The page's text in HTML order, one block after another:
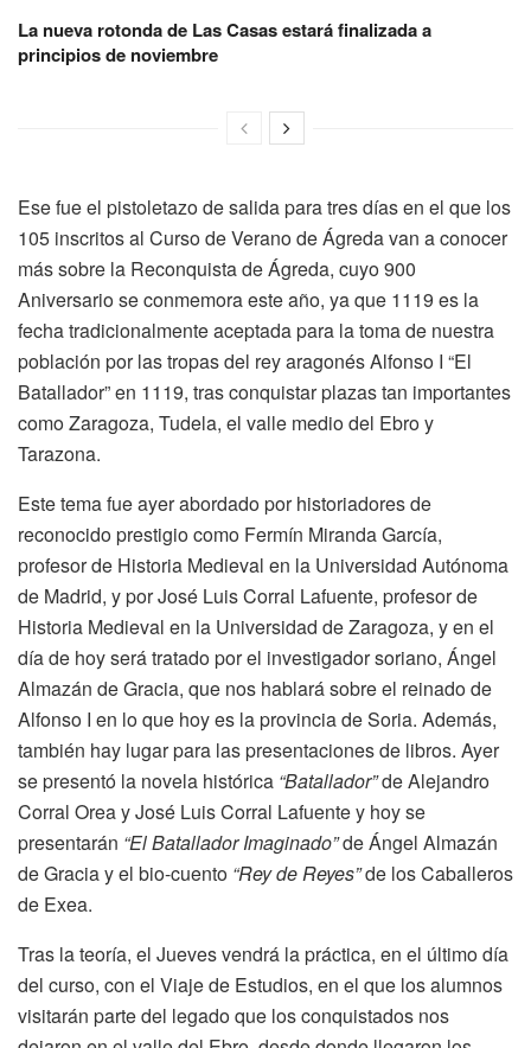
La nueva rotonda de Las Casas estará finalizada a
principios de noviembre
Ese fue el pistoletazo de salida para tres días en el que los
105 inscritos al Curso de Verano de Ágreda van a conocer
más sobre la Reconquista de Ágreda, cuyo 900
Aniversario se conmemora este año, ya que 1119 es la
fecha tradicionalmente aceptada para la toma de nuestra
población por las tropas del rey aragonés Alfonso I “El
Batallador” en 1119, tras conquistar plazas tan importantes
como Zaragoza, Tudela, el valle medio del Ebro y
Tarazona.
Este tema fue ayer abordado por historiadores de
reconocido prestigio como Fermín Miranda García,
profesor de Historia Medieval en la Universidad Autónoma
de Madrid, y por José Luis Corral Lafuente, profesor de
Historia Medieval en la Universidad de Zaragoza, y en el
día de hoy será tratado por el investigador soriano, Ángel
Almazán de Gracia, que nos hablará sobre el reinado de
Alfonso I en lo que hoy es la provincia de Soria. Además,
también hay lugar para las presentaciones de libros. Ayer
se presentó la novela histórica “Batallador”de Alejandro
Corral Orea y José Luis Corral Lafuente y hoy se
presentarán “El Batallador Imaginado”de Ángel Almazán
de Gracia y el bio-cuento “Rey de Reyes”de los Caballeros
de Exea.
Tras la teoría, el Jueves vendrá la práctica, en el último día
del curso, con el Viaje de Estudios, en el que los alumnos
visitarán parte del legado que los conquistados nos